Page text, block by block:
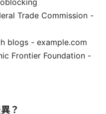
Trade Commission -
blogs - example.com
Frontier Foundation -
？